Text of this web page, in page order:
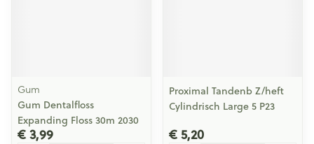
Gum
Gum Dentalfloss
Expanding Floss 30m 2030
€ 3,99
Proximal Tandenb Z/heft
Cylindrisch Large 5 P23
€ 5,20